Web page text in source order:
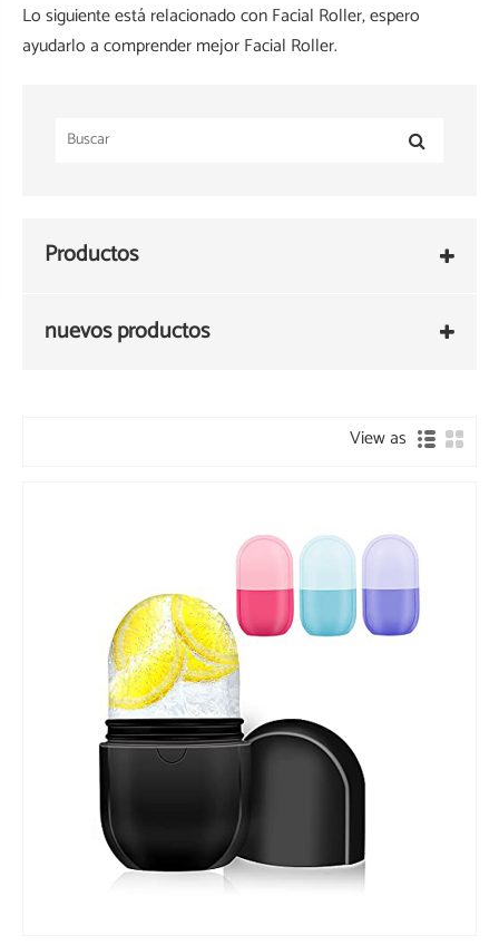
Lo siguiente está relacionado con Facial Roller, espero
ayudarlo a comprender mejor Facial Roller.
Productos
nuevos productos
View as